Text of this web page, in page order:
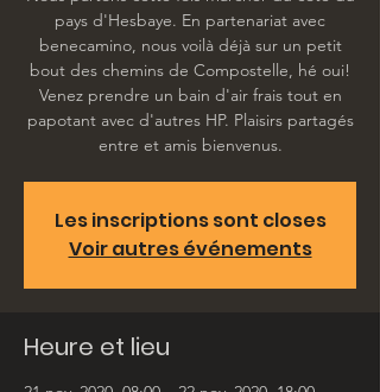
pays d'Hesbaye. En partenariat avec
benecamino, nous voilà déjà sur un petit
bout des chemins de Compostelle, hé oui!
Venez prendre un bain d'air frais tout en
papotant avec d'autres HP. Plaisirs partagés
entre et amis bienvenus.
Les inscriptions sont closes
Voir autres événements
Heure et lieu